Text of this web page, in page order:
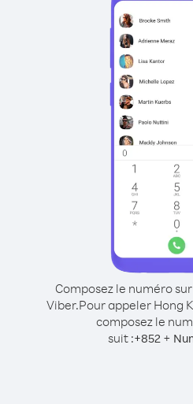
Composez le numéro
Viber.Pour appeler Hong
composez le
suit :+852+